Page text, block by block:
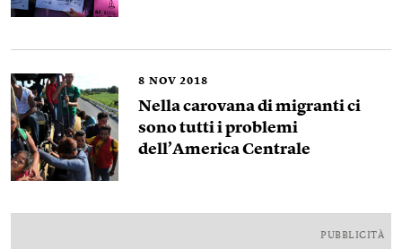
8 NOV 2018
Nella carovana di migranti ci
sono tutti i problemi
dell’America Centrale
PUBBLICITÀ